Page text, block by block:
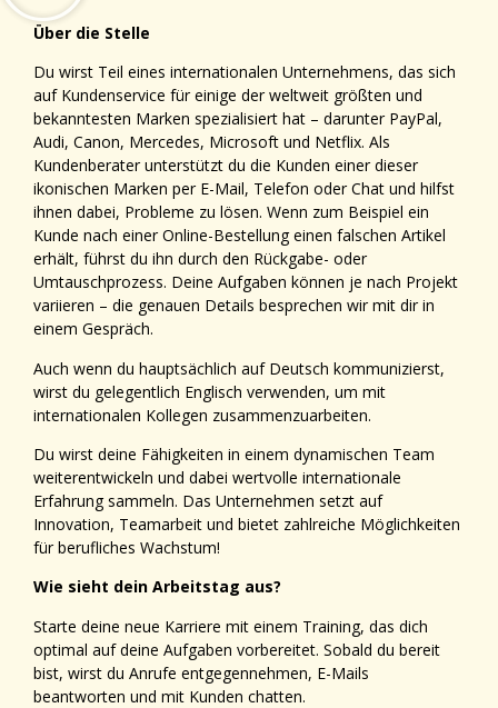
Über die Stelle
Du wirst Teil eines internationalen Unternehmens, das sich
auf Kundenservice für einige der weltweit größten und
bekanntesten Marken spezialisiert hat – darunter PayPal,
Audi, Canon, Mercedes, Microsoft und Netflix. Als
Kundenberater unterstützt du die Kunden einer dieser
ikonischen Marken per E-Mail, Telefon oder Chat und hilfst
ihnen dabei, Probleme zu lösen. Wenn zum Beispiel ein
Kunde nach einer Online-Bestellung einen falschen Artikel
erhält, führst du ihn durch den Rückgabe- oder
Umtauschprozess. Deine Aufgaben können je nach Projekt
variieren – die genauen Details besprechen wir mit dir in
einem Gespräch.
Auch wenn du hauptsächlich auf Deutsch kommunizierst,
wirst du gelegentlich Englisch verwenden, um mit
internationalen Kollegen zusammenzuarbeiten.
Du wirst deine Fähigkeiten in einem dynamischen Team
weiterentwickeln und dabei wertvolle internationale
Erfahrung sammeln. Das Unternehmen setzt auf
Innovation, Teamarbeit und bietet zahlreiche Möglichkeiten
für berufliches Wachstum!
Wie sieht dein Arbeitstag aus?
Starte deine neue Karriere mit einem Training, das dich
optimal auf deine Aufgaben vorbereitet. Sobald du bereit
bist, wirst du Anrufe entgegennehmen, E-Mails
beantworten und mit Kunden chatten.